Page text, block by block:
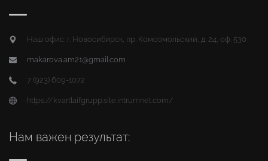
Наш офис: г. Новосибирск, пр. Комсомольский, д. 24, оф. 530
makarova.am21@gmail.com
7 (923) 609-1072
https://kvartlaifgrupp.site.intrumnet.com/
Нам важен результат: